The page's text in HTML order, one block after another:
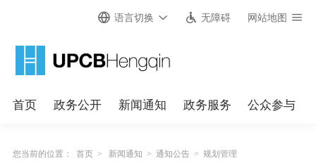
语言切换 无障碍 网站地图
首页 政务公开 新闻通知 政务服务 公众参与
您当前的位置： 首页 > 新闻通知 > 通知公告 > 规划管理